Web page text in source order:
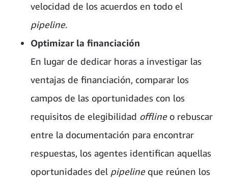
velocidad de los acuerdos en todo el
pipeline.
Optimizar la financiación
En lugar de dedicar horas a investigar las
ventajas de financiación, comparar los
campos de las oportunidades con los
requisitos de elegibilidad offlineo rebuscar
entre la documentación para encontrar
respuestas, los agentes identifican aquellas
oportunidades del pipelineque reúnen los